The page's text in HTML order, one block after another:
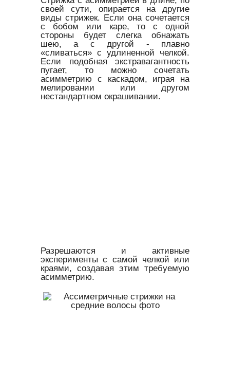
своей сути, опирается на другие
виды стрижек. Если она сочетается
с бобом или каре, то с одной
стороны будет слегка обнажать
шею, а с другой - плавно
«сливаться» с удлиненной челкой.
Если подобная экстравагантность
пугает, то можно сочетать
асимметрию с каскадом, играя на
мелировании или другом
нестандартном окрашивании.
Разрешаются и активные
эксперименты с самой челкой или
краями, создавая этим требуемую
асимметрию.